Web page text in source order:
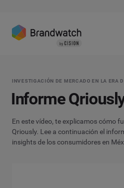
INVESTIGACIÓN DE MERCADO EN LA ERA
Informe
En este vídeo, te explicamos cómo
Qriously. Lee a continuación el
insights de los consumidores en